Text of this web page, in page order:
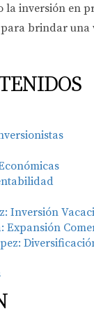
inversión en
brindar
Inversión
Expansión